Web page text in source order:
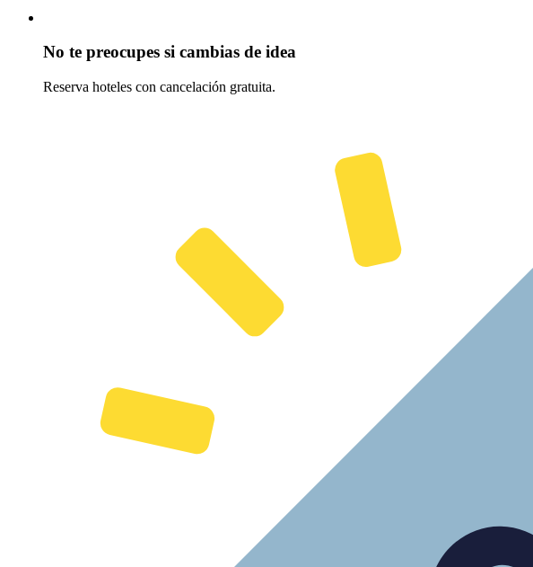
No te preocupes si cambias de idea
Reserva hoteles con cancelación gratuita.